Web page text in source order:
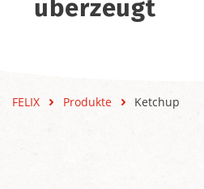
überzeugt
FELIX Produkte Ketchup